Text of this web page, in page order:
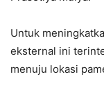
Untuk
eksternal ini
menuju lokasi